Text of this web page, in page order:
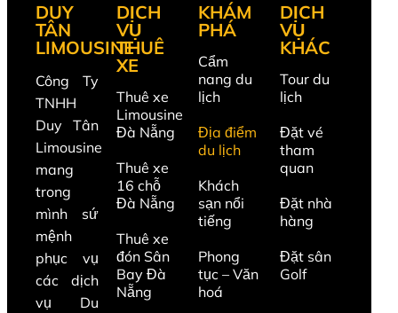
DUY
TÂN
LIMOUSINE
Công Ty
TNHH
Duy Tân
Limousine
mang
trong
mình sứ
mệnh
phục vụ
các dịch
vụ Du
DỊCH
VỤ
THUÊ
XE
Thuê xe
Limousine
Đà Nẵng
Thuê xe
16 chỗ
Đà Nẵng
Thuê xe
đón Sân
Bay Đà
Nẵng
KHÁM
PHÁ
Cẩm
nang du
lịch
Địa điểm
du lịch
Khách
sạn nổi
tiếng
Phong
tục – Văn
hoá
DỊCH
VỤ
KHÁC
Tour du
lịch
Đặt vé
tham
quan
Đặt nhà
hàng
Đặt sân
Golf